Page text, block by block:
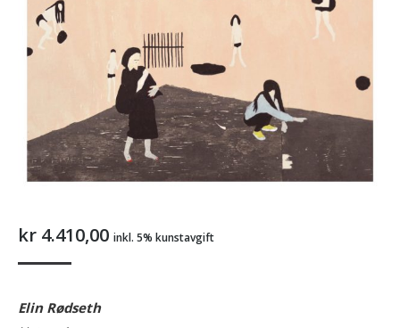
kr 4.410,00 inkl. 5% kunstavgift
Elin Rødseth